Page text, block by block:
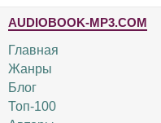
AUDIOBOOK-MP3.COM
Главная
Жанры
Блог
Топ-100